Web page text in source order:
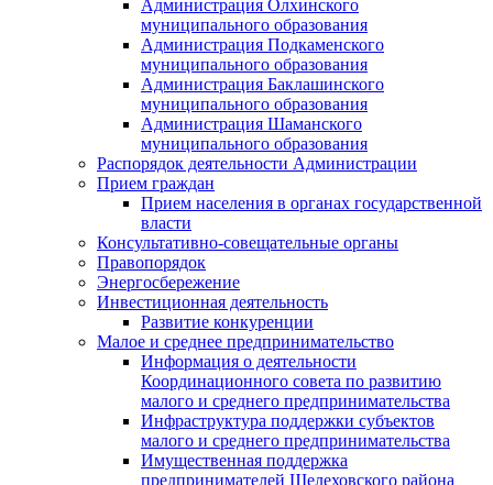
Администрация Олхинского
муниципального образования
Администрация Подкаменского
муниципального образования
Администрация Баклашинского
муниципального образования
Администрация Шаманского
муниципального образования
Распорядок деятельности Администрации
Прием граждан
Прием населения в органах государственной
власти
Консультативно-совещательные органы
Правопорядок
Энергосбережение
Инвестиционная деятельность
Развитие конкуренции
Малое и среднее предпринимательство
Информация о деятельности
Координационного совета по развитию
малого и среднего предпринимательства
Инфраструктура поддержки субъектов
малого и среднего предпринимательства
Имущественная поддержка
предпринимателей Шелеховского района